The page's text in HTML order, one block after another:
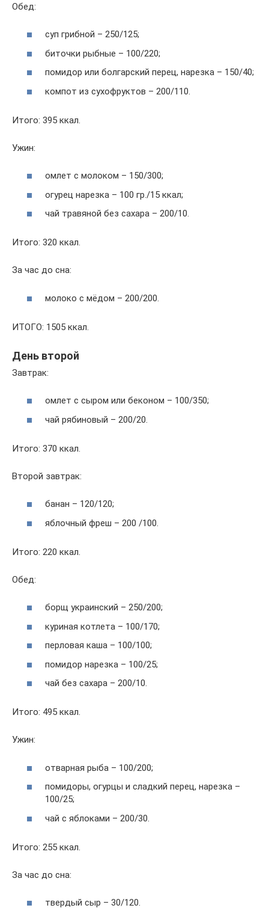
Обед:
суп грибной – 250/125;
биточки рыбные – 100/220;
помидор или болгарский перец, нарезка – 150/40;
компот из сухофруктов – 200/110.
Итого: 395 ккал.
Ужин:
омлет с молоком – 150/300;
огурец нарезка – 100 гр./15 ккал;
чай травяной без сахара – 200/10.
Итого: 320 ккал.
За час до сна:
молоко с мёдом – 200/200.
ИТОГО: 1505 ккал.
День второй
Завтрак:
омлет с сыром или беконом – 100/350;
чай рябиновый – 200/20.
Итого: 370 ккал.
Второй завтрак:
банан – 120/120;
яблочный фреш – 200 /100.
Итого: 220 ккал.
Обед:
борщ украинский – 250/200;
куриная котлета – 100/170;
перловая каша – 100/100;
помидор нарезка – 100/25;
чай без сахара – 200/10.
Итого: 495 ккал.
Ужин:
отварная рыба – 100/200;
помидоры, огурцы и сладкий перец, нарезка –
100/25;
чай с яблоками – 200/30.
Итого: 255 ккал.
За час до сна:
твердый сыр – 30/120.